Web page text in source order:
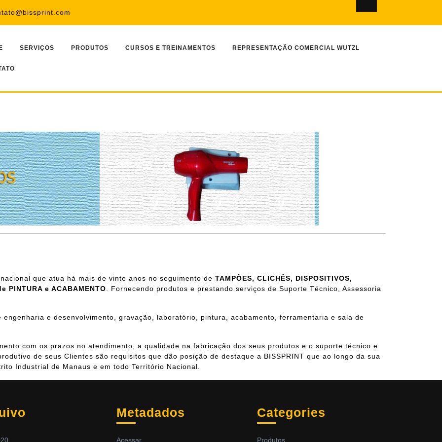
SERVIÇOS PRODUTOS CURSOS E TREINAMENTOS REPRESENTAÇÃO COMERCIAL WUTZL
que atua há mais de vinte anos no seguimento de TAMPÕES, CLICHÊS, DISPOSITIVOS,
PINTURA e ACABAMENTO . Fornecendo produtos e prestando serviços de Suporte Técnico, Assessoria
engenharia e desenvolvimento, gravação, laboratório, pintura, acabamento, ferramentaria e sala de
com os prazos no atendimento, a qualidade na fabricação dos seus produtos e o suporte técnico e
de seus Clientes são requisitos que dão posição de destaque a BISSPRINT que ao longo da sua
Industrial de Manaus e em todo Território Nacional.
Metadados
Acessar
Categories
Produtos